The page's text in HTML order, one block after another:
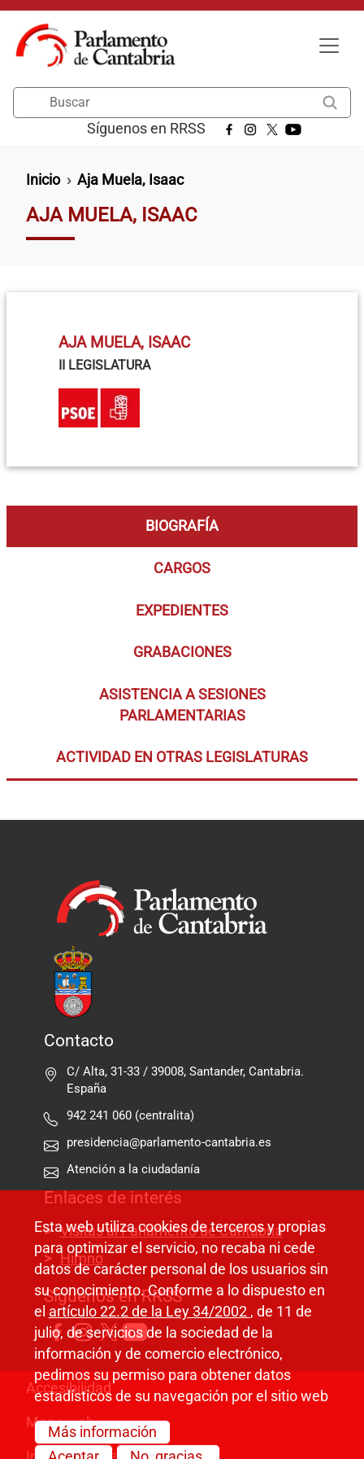
Pasar al contenido principal
Síguenos en RRSS
Ruta de navegación
Inicio Aja Muela, Isaac
AJA MUELA, ISAAC
AJA MUELA, ISAAC
II LEGISLATURA
BIOGRAFÍA
CARGOS
EXPEDIENTES
GRABACIONES
ASISTENCIA A SESIONES
PARLAMENTARIAS
ACTIVIDAD EN OTRAS LEGISLATURAS
Contacto
C/ Alta, 31-33 / 39008, Santander, Cantabria.
España
942 241 060 (centralita)
presidencia@parlamento-cantabria.es
Atención a la ciudadanía
Enlaces de interés
Visitas al Parlamento de Cantabria
Himno
Síguenos en RRSS
Pie de página
Accesibilidad
Mapa web
Esta web utiliza cookies de terceros y propias
para optimizar el servicio, no recaba ni cede
datos de carácter personal de los usuarios sin
su conocimiento. Conforme a lo dispuesto en
el artículo 22.2 de la Ley 34/2002 , de 11 de
julio, de servicios de la sociedad de la
información y de comercio electrónico,
pedimos su permiso para obtener datos
estadísticos de su navegación por el sitio web
Más información